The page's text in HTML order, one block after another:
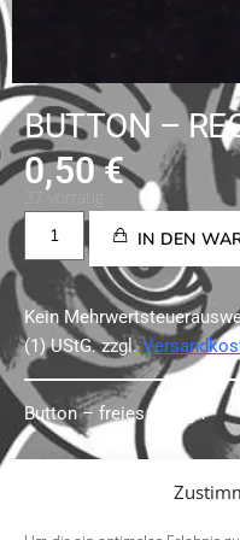
BUTTON –
0,50€
37 vorrätig
IN DEN
Kein
(1) UStG. zzgl.
Button – freies Design